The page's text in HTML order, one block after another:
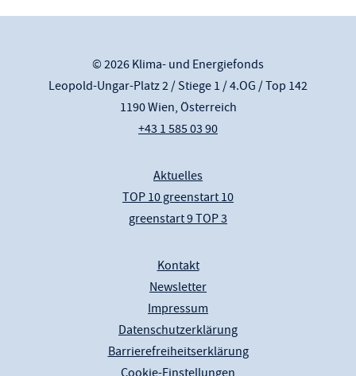
© 2026 Klima- und Energiefonds
Leopold-Ungar-Platz 2 / Stiege 1 / 4.OG / Top 142
1190 Wien, Österreich
+43 1 585 03 90
Aktuelles
TOP 10 greenstart 10
greenstart 9 TOP 3
Kontakt
Newsletter
Impressum
Datenschutzerklärung
Barrierefreiheitserklärung